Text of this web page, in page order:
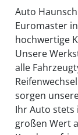
Auto
Euromaster
hochwertige
Unsere
alle
sorgen
Ihr Auto stets
großen Wert